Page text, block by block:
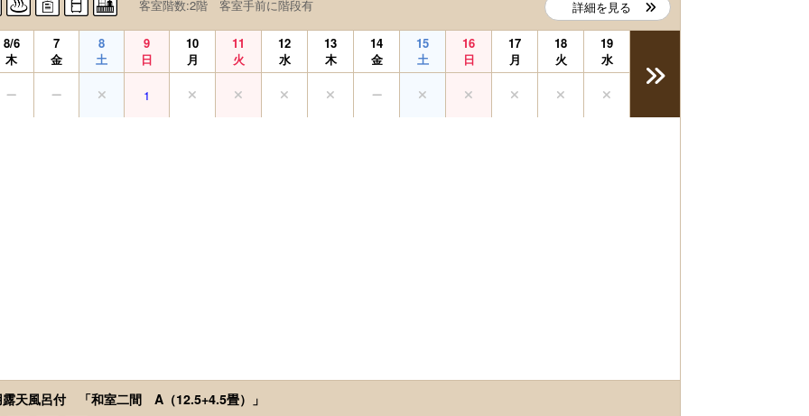
客室階数:2階 客室手前に階段有 詳細を見る
8/6
木
7
金
8
土
9
日
10
月
11
火
12
水
13
木
14
金
15
土
16
日
17
月
18
火
19
水
1
露天風呂付 「和室二間 A（12.5+4.5畳）」